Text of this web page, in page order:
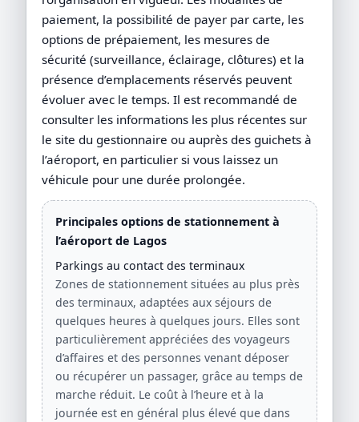
paiement, la possibilité de payer par carte, les
options de prépaiement, les mesures de
sécurité (surveillance, éclairage, clôtures) et la
présence d’emplacements réservés peuvent
évoluer avec le temps. Il est recommandé de
consulter les informations les plus récentes sur
le site du gestionnaire ou auprès des guichets à
l’aéroport, en particulier si vous laissez un
véhicule pour une durée prolongée.
Principales options de stationnement à
l’aéroport de Lagos
Parkings au contact des terminaux
Zones de stationnement situées au plus près
des terminaux, adaptées aux séjours de
quelques heures à quelques jours. Elles sont
particulièrement appréciées des voyageurs
d’affaires et des personnes venant déposer
ou récupérer un passager, grâce au temps de
marche réduit. Le coût à l’heure et à la
journée est en général plus élevé que dans